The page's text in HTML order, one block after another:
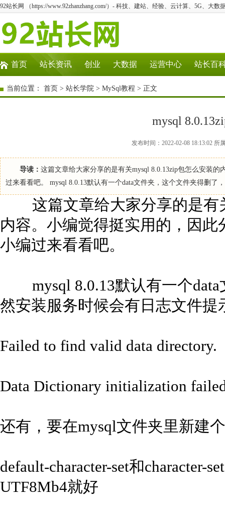
92站长网 （https://www.92zhanzhang.com/）- 科技、建站、经验、云计算、5G、大数
首页 站长资讯 创业 大数据 运营中心 站长百
当前位置： 首页 > 站长学院 > MySql教程 > 正文
mysql
发布时间：2022-02-08 18:13:02
导读： 这篇文章给大家分享的是有关mysql 8.0.13zip包怎么安装
过来看看吧。 mysql 8.0.13默认有一个data文件夹，这个文件夹得删
这篇文章给大家分享的是有
内容。小编觉得挺实用的，因
小编过来看看吧。
mysql 8.0.13默认有一个data
然安装服务时候会有日志文件提
Failed to find valid data directory.
Data Dictionary initialization
还有，要在mysql文件夹里新建
default-character-set和character-
UTF8Mb4就好